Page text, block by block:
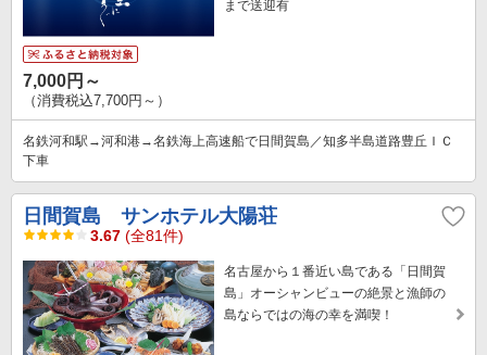
まで送迎有
7,000円～
（消費税込7,700円～）
名鉄河和駅→河和港→名鉄海上高速船で日間賀島／知多半島道路豊丘ＩＣ
下車
日間賀島 サンホテル大陽荘
3.67 (全81件)
名古屋から１番近い島である「日間賀
島」オーシャンビューの絶景と漁師の
島ならではの海の幸を満喫！